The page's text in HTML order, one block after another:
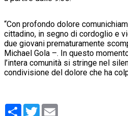
“Con profondo dolore
cittadino, in segno di cordoglio e
due giovani prematuramente
Michael Gola –. In questo
l’intera comunità si stringe nel
condivisione del dolore che ha
Condividi
Twitter